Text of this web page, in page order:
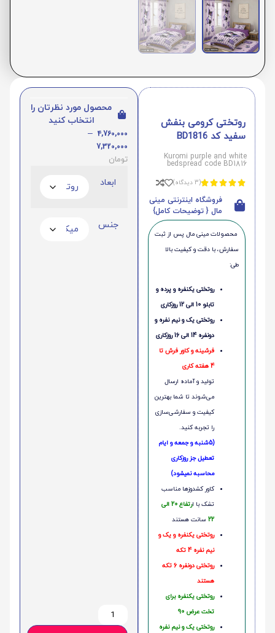
روتختی کرومی بنفش
سفید کد BD1816
Kuromi purple and white
bedspread code BD1816




(3 دیدگاه)
فروشگاه اینترنتی مینی
مال { توضیحات کامل}
محصولات مینی‌ مال پس از ثبت
سفارش، با دقت و کیفیت بالا
طی:
روتختی یکنفره و پرده و
تابلو 10 الی 12 روزکاری
روتختی یک و نیم نفره و
دونفره 14 الی 16 روزکاری
فرشینه و کاور فرش تا
4 هفته کاری
تولید و آماده ارسال
می‌شوند تا شما بهترین
کیفیت و سفارشی‌سازی
را تجربه کنید.
(5شنبه و جمعه و ایام
تعطیل جز روزکاری
محاسبه نمیشود)
کاور کشدوزها مناسب
تشک با ا
رتفاع 20 الی
22 سانت هستند
روتختی یکنفره و یک و
نیم نفره 4 تکه
روتختی دونفره 6 تکه
هستند
روتختی یکنفره برای
تخت عرض 90
روتختی یک و نیم نفره
محصول مورد نظرتان را
انتخاب کنید
4,760,000
–
7,320,000
تومان
ابعاد
جنس